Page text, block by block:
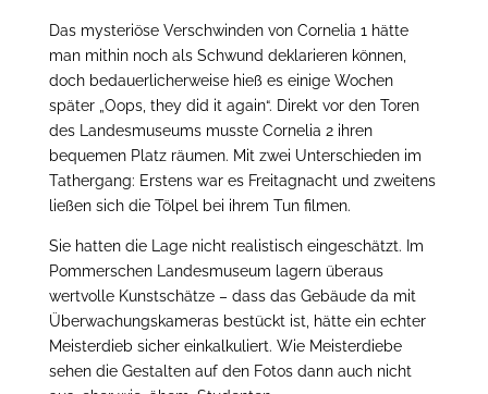
Das mysteriöse Verschwinden von Cornelia 1 hätte
man mithin noch als Schwund deklarieren können,
doch bedauerlicherweise hieß es einige Wochen
später „Oops, they did it again“. Direkt vor den Toren
des Landesmuseums musste Cornelia 2 ihren
bequemen Platz räumen. Mit zwei Unterschieden im
Tathergang: Erstens war es Freitagnacht und zweitens
ließen sich die Tölpel bei ihrem Tun filmen.
Sie hatten die Lage nicht realistisch eingeschätzt. Im
Pommerschen Landesmuseum lagern überaus
wertvolle Kunstschätze – dass das Gebäude da mit
Überwachungskameras bestückt ist, hätte ein echter
Meisterdieb sicher einkalkuliert. Wie Meisterdiebe
sehen die Gestalten auf den Fotos dann auch nicht